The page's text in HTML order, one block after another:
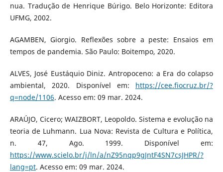
nua. Tradução de Henrique Búrigo. Belo Horizonte: Editora
UFMG, 2002.
AGAMBEN, Giorgio. Reflexões sobre a peste: Ensaios em
tempos de pandemia. São Paulo: Boitempo, 2020.
ALVES, José Eustáquio Diniz. Antropoceno: a Era do colapso
ambiental, 2020. Disponível em: https://cee.fiocruz.br/?
q=node/1106. Acesso em: 09 mar. 2024.
ARAÚJO, Cicero; WAIZBORT, Leopoldo. Sistema e evolução na
teoria de Luhmann. Lua Nova: Revista de Cultura e Política,
n. 47, Ago. 1999. Disponível em:
https://www.scielo.br/j/ln/a/nZ95nqp9gJntF4SN7csJHPR/?
lang=pt. Acesso em: 09 mar. 2024.